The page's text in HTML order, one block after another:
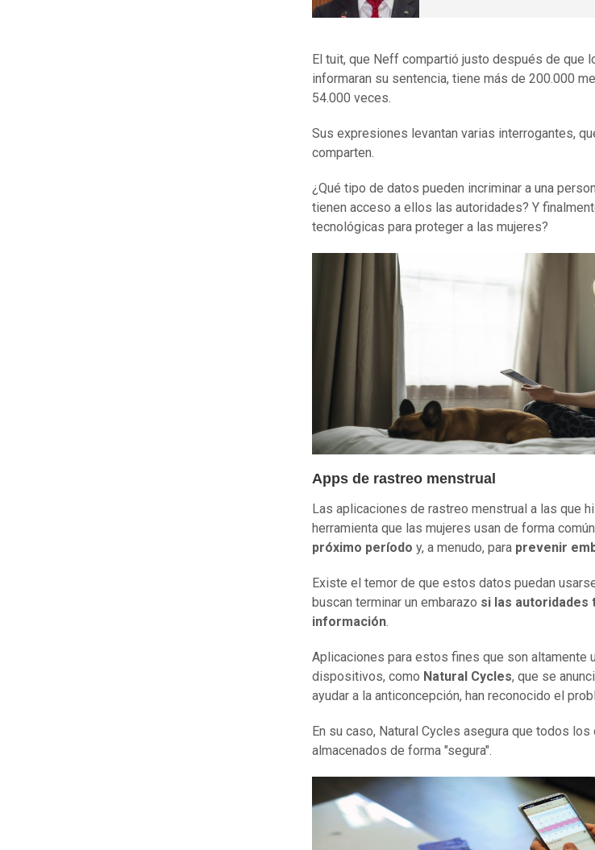
El tuit, que Neff compartió justo después de que
informaran su sentencia, tiene más de 200.000
54.000 veces.
Sus expresiones levantan varias interrogantes,
comparten.
¿Qué tipo de datos pueden incriminar a una
tienen acceso a ellos las autoridades? Y
tecnológicas para proteger a las mujeres?
Apps de rastreo menstrual
Las aplicaciones de rastreo menstrual a las que
herramienta que las mujeres usan de forma
próximo período y, a menudo, para prevenir
Existe el temor de que estos datos puedan
buscan terminar un embarazo si las autoridades
información.
Aplicaciones para estos fines que son altamente
dispositivos, como Natural Cycles, que se
ayudar a la anticoncepción, han reconocido el
En su caso, Natural Cycles asegura que todos
almacenados de forma "segura".